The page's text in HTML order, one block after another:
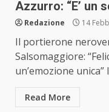
Azzurro: “E’ un
Redazione 14
Il portierone
Salsomaggiore:
un’emozione unica”
Read More